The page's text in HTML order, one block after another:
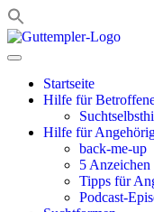
Zum
Inhalt
Startseite
Hilfe für
Hilfe für
back-me-up
5
Tipps für
Podcast-